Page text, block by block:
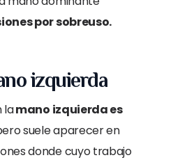
por sobreuso.
izquierda
lamano izquierda es
suele aparecer en
donde cuyo trabajo